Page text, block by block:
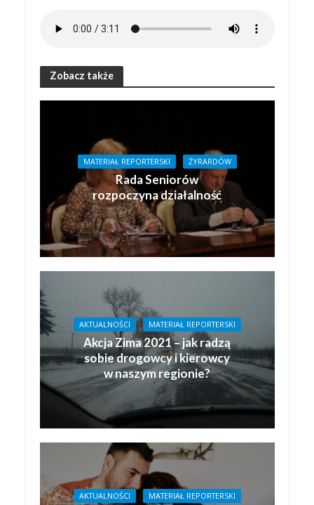
Zobacz także
MATERIAŁ REPORTERSKI ŻYRARDÓW
Rada Seniorów
rozpoczyna działalność
AKTUALNOŚCI MATERIAŁ REPORTERSKI
Akcja Zima 2021 – jak radzą
sobie drogowcy i kierowcy
w naszym regionie?
AKTUALNOŚCI MATERIAŁ REPORTERSKI